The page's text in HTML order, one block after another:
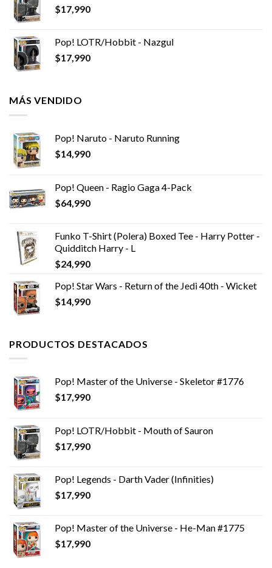
$17,990
Pop! LOTR/Hobbit - Nazgul
$17,990
MÁS VENDIDO
Pop! Naruto - Naruto Running
$14,990
Pop! Queen - Ragio Gaga 4-Pack
$64,990
Funko T-Shirt (Polera) Boxed Tee - Harry Potter -
Quidditch Harry - L
$24,990
Pop! Star Wars - Return of the Jedi 40th - Wicket
$14,990
PRODUCTOS DESTACADOS
Pop! Master of the Universe - Skeletor #1776
$17,990
Pop! LOTR/Hobbit - Mouth of Sauron
$17,990
Pop! Legends - Darth Vader (Infinities)
$17,990
Pop! Master of the Universe - He-Man #1775
$17,990